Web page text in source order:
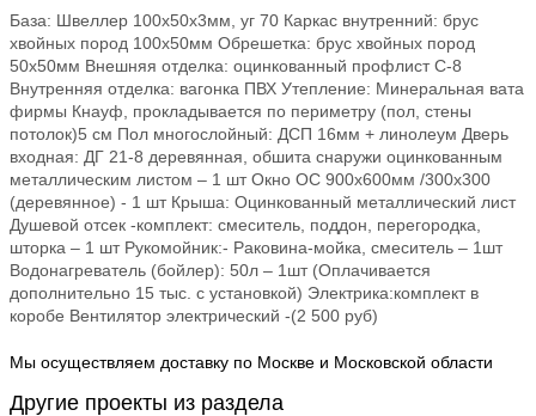
База: Швеллер 100х50х3мм, уг 70 Каркас внутренний: брус
хвойных пород 100х50мм Обрешетка: брус хвойных пород
50х50мм Внешняя отделка: оцинкованный профлист С-8
Внутренняя отделка: вагонка ПВХ Утепление: Минеральная вата
фирмы Кнауф, прокладывается по периметру (пол, стены
потолок)5 см Пол многослойный: ДСП 16мм + линолеум Дверь
входная: ДГ 21-8 деревянная, обшита снаружи оцинкованным
металлическим листом – 1 шт Окно ОС 900х600мм /300х300
(деревянное) - 1 шт Крыша: Оцинкованный металлический лист
Душевой отсек -комплект: смеситель, поддон, перегородка,
шторка – 1 шт Рукомойник:- Раковина-мойка, смеситель – 1шт
Водонагреватель (бойлер): 50л – 1шт (Оплачивается
дополнительно 15 тыс. с установкой) Электрика:комплект в
коробе Вентилятор электрический -(2 500 руб)
Мы осуществляем доставку по Москве и Московской области
Другие проекты из раздела